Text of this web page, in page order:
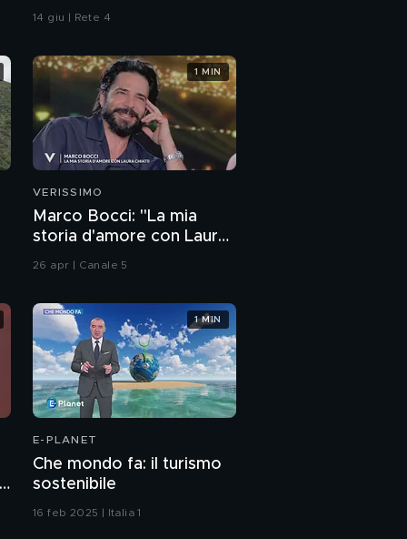
coraggioso
sensibili
14 giu | Rete 4
VERISSIMO
Marco Bocci: "La mia
storia d'amore con Laura
Chiatti"
26 apr | Canale 5
1 MIN
E-PLANET
Che mondo fa: il turismo
sostenibile
16 feb 2025 | Italia 1
1 MIN